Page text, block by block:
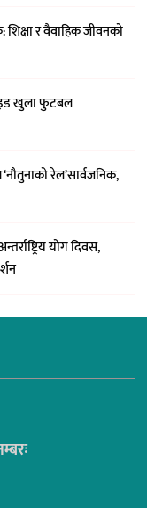
शिक्षा र वैवाहिक जीवनको
खुला फुटबल
‘नौतुनाको रेल’सार्वजनिक,
योग दिवस,